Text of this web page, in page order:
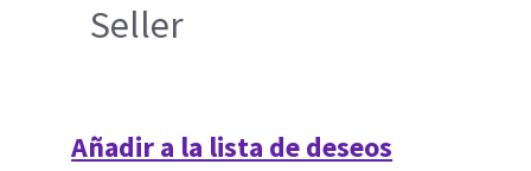
Seller
Añadir a la lista de deseos